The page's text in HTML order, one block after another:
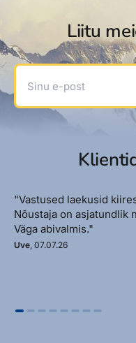
Liitu
Sinu e-post
"Vastused laekusid
Nõustaja on asjatundlik
Väga abivalmis."
Uve, 07.07.26